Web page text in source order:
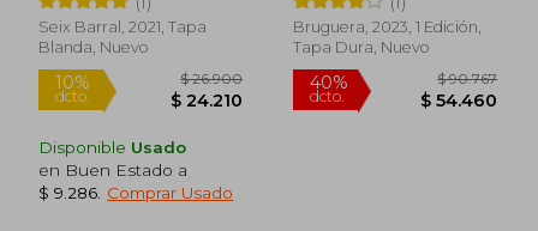
Seix Barral, 2021, Tapa
Blanda, Nuevo
Disponible Usado
en Buen Estado a
$ 9.286 Comprar Usado
Bruguera, 2023, 1 Edición,
Tapa Dura, Nuevo